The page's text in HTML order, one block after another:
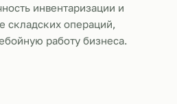
инвентаризации и
складских операций,
работу бизнеса.